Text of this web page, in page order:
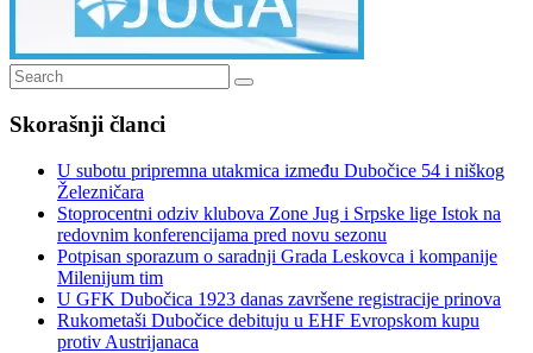
Search
for:
Search
Skorašnji članci
U subotu pripremna utakmica između Dubočice 54 i niškog
Železničara
Stoprocentni odziv klubova Zone Jug i Srpske lige Istok na
redovnim konferencijama pred novu sezonu
Potpisan sporazum o saradnji Grada Leskovca i kompanije
Milenijum tim
U GFK Dubočica 1923 danas završene registracije prinova
Rukometaši Dubočice debituju u EHF Evropskom kupu
protiv Austrijanaca